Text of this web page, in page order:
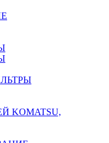
KOMATSU,